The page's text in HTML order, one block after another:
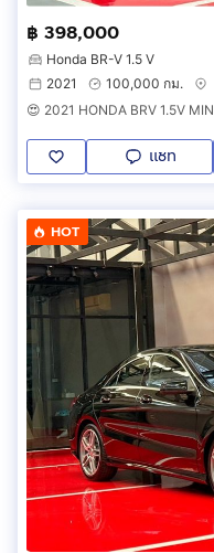
฿ 398,000
Honda BR-V 1.5 V
2021
100,000 กม.
แชท
HOT